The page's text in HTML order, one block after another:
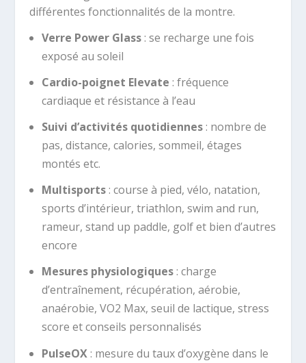
différentes fonctionnalités de la montre.
Verre Power Glass : se recharge une fois
exposé au soleil
Cardio-poignet Elevate : fréquence
cardiaque et résistance à l’eau
Suivi d’activités quotidiennes: nombre de
pas, distance, calories, sommeil, étages
montés etc.
Multisports: course à pied, vélo, natation,
sports d’intérieur, triathlon, swim and run,
rameur, stand up paddle, golf et bien d’autres
encore
Mesures physiologiques: charge
d’entraînement, récupération, aérobie,
anaérobie, VO2 Max, seuil de lactique, stress
score et conseils personnalisés
PulseOX: mesure du taux d’oxygène dans le